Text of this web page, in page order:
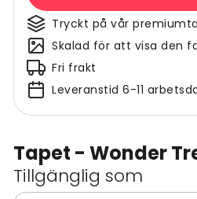
Tapet - Wonder
Tillgänglig som
Tryckt på vår
Skalad för att visa den
Fri frakt
Leveranstid 6-11